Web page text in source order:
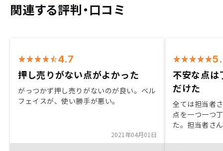
関連する評判・口コミ
4.7
押し売りがない点がよかった
がっつかず押し売りがないのが良い。ベル
フェイスが、使い勝手が悪い。
2021年04月01日
不安な点は
だけた
全ては担当者
点を一つ一つ
た。担当者さ
念です。